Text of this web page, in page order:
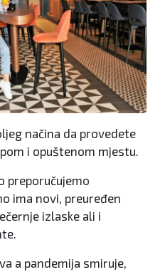
načina da provedete
i opuštenom mjestu.
preporučujemo
ima novi, preuređen
izlaske ali i
a pandemija smiruje,